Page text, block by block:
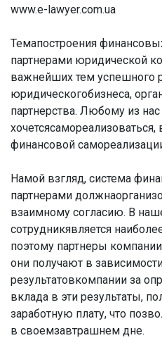
www.e-lawyer.com.ua
Темапостроения
партнерами юридической
важнейших тем успешного
юридическогобизнеса,
партнерства. Любому из нас
финансовой
Намой взгляд, система
партнерами
взаимному согласию. В
сотрудникявляется
поэтому партнеры
они получают в
результатовкомпании за
вклада в эти результаты,
заработную плату, что
в своемзавтрашнем дне.